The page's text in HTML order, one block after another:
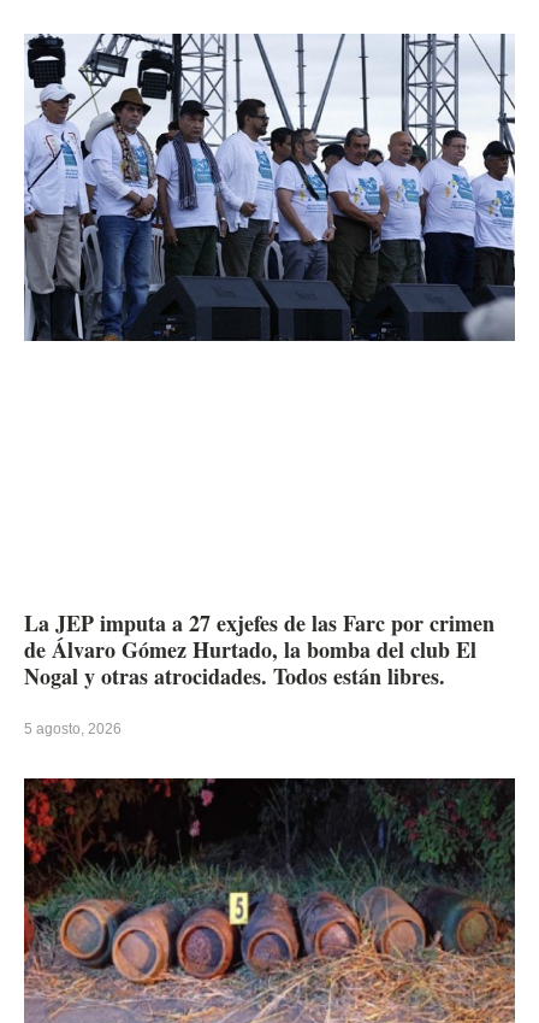
La JEP imputa a 27 exjefes de las Farc por crimen
de Álvaro Gómez Hurtado, la bomba del club El
Nogal y otras atrocidades. Todos están libres.
5 agosto, 2026